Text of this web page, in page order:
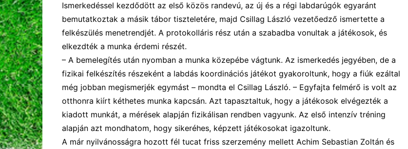
Ismerkedéssel kezdődött az első közös randevú, az új és a régi labdarúgók egyaránt
bemutatkoztak a másik tábor tiszteletére, majd Csillag László vezetőedző ismertette a
felkészülés menetrendjét. A protokolláris rész után a szabadba vonultak a játékosok, és
elkezdték a munka érdemi részét.
– A bemelegítés után nyomban a munka közepébe vágtunk. Az ismerkedés jegyében, de a
fizikai felkészítés részeként a labdás koordinációs játékot gyakoroltunk, hogy a fiúk ezáltal
még jobban megismerjék egymást – mondta el Csillag László. – Egyfajta felmérő is volt az
otthonra kiírt kéthetes munka kapcsán. Azt tapasztaltuk, hogy a játékosok elvégezték a
kiadott munkát, a mérések alapján fizikálisan rendben vagyunk. Az első intenzív tréning
alapján azt mondhatom, hogy sikeréhes, képzett játékosokat igazoltunk.
A már nyilvánosságra hozott fél tucat friss szerzemény mellett Achim Sebastian Zoltán és